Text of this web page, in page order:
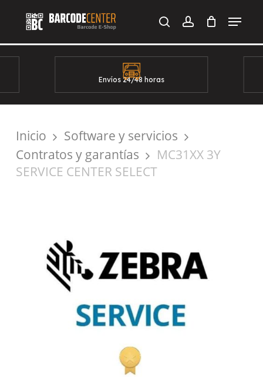
content
searchaccount
Menu
Envíos 24/48 horas
Inicio
Software y servicios
Contratos y garantías
MC31XX 3Y
SERVICE CENTER SELECT